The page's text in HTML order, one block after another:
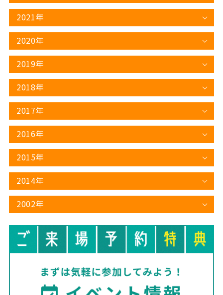
2021年
2020年
2019年
2018年
2017年
2016年
2015年
2014年
2002年